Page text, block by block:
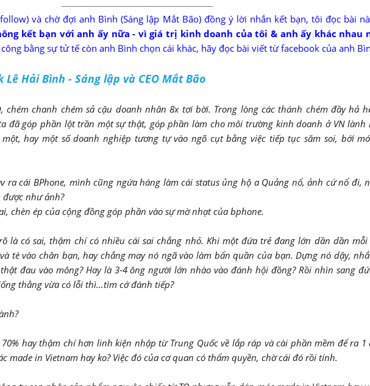
-----------------------------------------------------------------------------------
và chờ đợi anh Bình (Sáng lập Mắt Bão) đồng ý lời nhắn kết bạn, tôi đọc bài
kết bạn với anh ấy nữa - vì giá trị kinh doanh của tôi & anh ấy khác nhau
bằng sự tử tế còn anh Bình chọn cái khác, hãy đọc bài viết từ facebook của anh
Hải Bình - Sáng lập và CEO Mắt Bão
chém chanh chém sả cậu doanh nhân 8x tơi bời. Trong lòng các thánh chém đầy hả
đã góp phần lột trần một sự thật, góp phần làm cho môi trường kinh doanh ở VN lành
hay một số doanh nghiệp tương tự vào ngõ cụt bằng việc tiếp tục săm soi, bới
ra cái BPhone, mình cũng ngứa háng làm cái status ủng hộ a Quảng nổ, ảnh cứ nổ đi,
được như ảnh?
chèn ép của cộng đồng góp phần vào sự mờ nhạt của bphone.
là có sai, thậm chí có nhiều cái sai chẳng nhỏ. Khi một đứa trẻ đang lớn dần dần mỗi
tè vào chân bạn, hay chẳng may nó ngã vào làm bẩn quần của bạn. Dựng nó dậy,
đau vào mông? Hay là 3-4 ông người lớn nhào vào đánh hội đồng? Rồi nhìn sang
thằng vừa có lỗi thì...tìm cớ đánh tiếp?
hay thậm chí hơn linh kiện nhập từ Trung Quốc về lắp ráp và cài phần mềm để ra 1
made in Vietnam hay ko? Việc đó của cơ quan có thẩm quyền, chờ cái đó rồi tính.